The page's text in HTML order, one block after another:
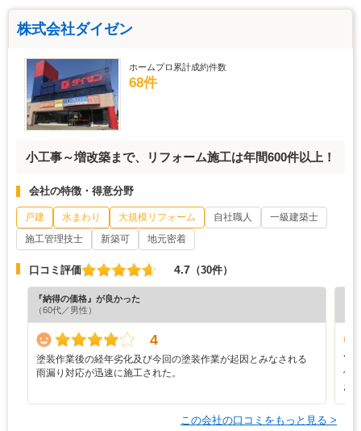
株式会社ダイゼン
ホームプロ累計成約件数
68件
小工事～増改築まで、リフォーム施工は年間600件以上！
会社の特徴・得意分野
戸建 水まわり 大規模リフォーム 自社職人
一級建築士
施工管理技士
新築可 地元密着
口コミ評価 4.7 （30件）
『納得の価格』が良かった
（60代／男性）
4
塗装作業後の経年劣化及び今回の塗装作業が起因とみなされる
雨漏り対応が迅速に施工された。
Y
仕
お
この会社の口コミをもっと見る >